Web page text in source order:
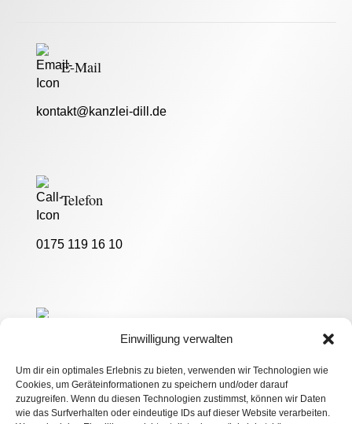
Einwilligung verwalten
Um dir ein optimales Erlebnis zu bieten, verwenden wir Technologien wie
Cookies, um Geräteinformationen zu speichern und/oder darauf
zuzugreifen. Wenn du diesen Technologien zustimmst, können wir Daten
wie das Surfverhalten oder eindeutige IDs auf dieser Website verarbeiten.
E-Mail
kontakt@kanzlei-dill.de
Telefon
0175 119 16 10
Rheinallee 8, 55118 Mainz